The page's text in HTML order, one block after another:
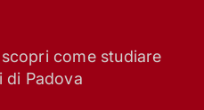
come studiare
di Padova